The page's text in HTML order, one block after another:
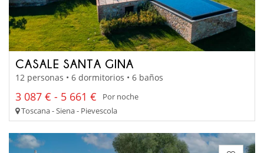
CASALE SANTA GINA
12 personas • 6 dormitorios • 6 baños
3 087 € - 5 661 €
Por noche
Toscana - Siena - Pievescola